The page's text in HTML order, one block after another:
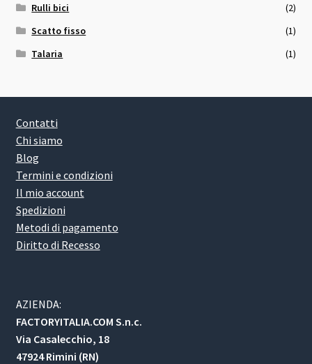
Rulli bici
(2)
Scatto fisso
(1)
Talaria
(1)
Contatti
Chi siamo
Blog
Termini e condizioni
Il mio account
Spedizioni
Metodi di pagamento
Diritto di Recesso
AZIENDA:
FACTORYITALIA.COM S.n.c.
Via Casalecchio, 18
47924 Rimini (RN)